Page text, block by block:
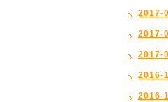
2017-
2017-
2017-
2016-
2016-